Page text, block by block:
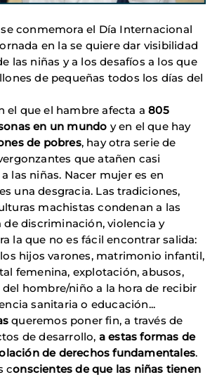
se conmemora el Día Internacional
en la se quiere dar visibilidad
las niñas y a los desafíos a los que
de pequeñas todos los días del
el que el hambre afecta a805
en un mundo y en el que hay
de pobres, hay otra serie de
que atañen casi
las niñas. Nacer mujer es en
una desgracia. Las tradiciones,
machistas condenan a las
de discriminación, violencia y
la que no es fácil encontrar salida:
hijos varones, matrimonio infantil,
femenina, explotación, abusos,
hombre/niño a la hora de recibir
sanitaria o educación...
queremos poner fin, a través de
de desarrollo, a estas formas de
de derechos fundamentales.
conscientes de que las niñas tienen